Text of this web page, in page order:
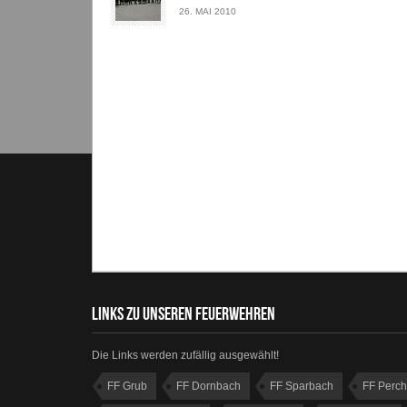
26. MAI 2010
LINKS ZU UNSEREN FEUERWEHREN
Die Links werden zufällig ausgewählt!
FF Grub FF Dornbach FF Sparbach FF